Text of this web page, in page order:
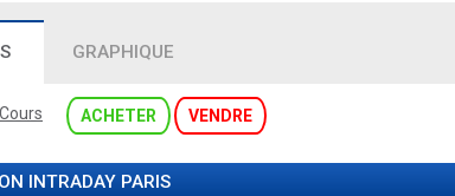
GRAPHIQUE
Cours ACHETER VENDRE
INTRADAY PARIS